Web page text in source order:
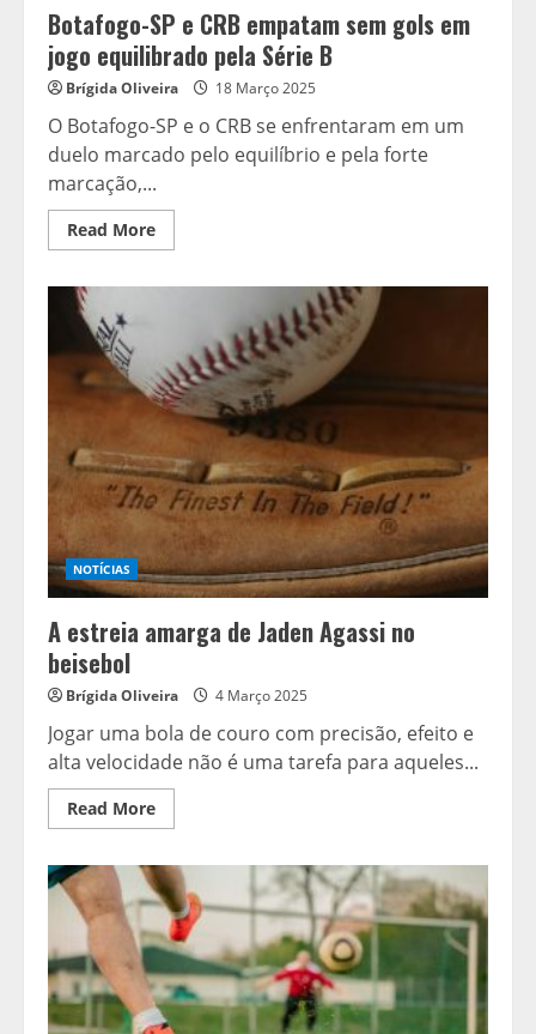
Botafogo-SP e CRB empatam sem gols em
jogo equilibrado pela Série B
Brígida Oliveira 18 Março 2025
O Botafogo-SP e o CRB se enfrentaram em um
duelo marcado pelo equilíbrio e pela forte
marcação,...
Read MoreRead
more
empatam
sem
gols
em
jogo
equilibrado
Série
B
NOTÍCIAS
A estreia amarga de Jaden Agassi no
beisebol
Brígida Oliveira 4 Março 2025
Jogar uma bola de couro com precisão, efeito e
alta velocidade não é uma tarefa para aqueles...
Read MoreRead
more
estreia
amarga
de
Jaden
Agassi
no
beisebol